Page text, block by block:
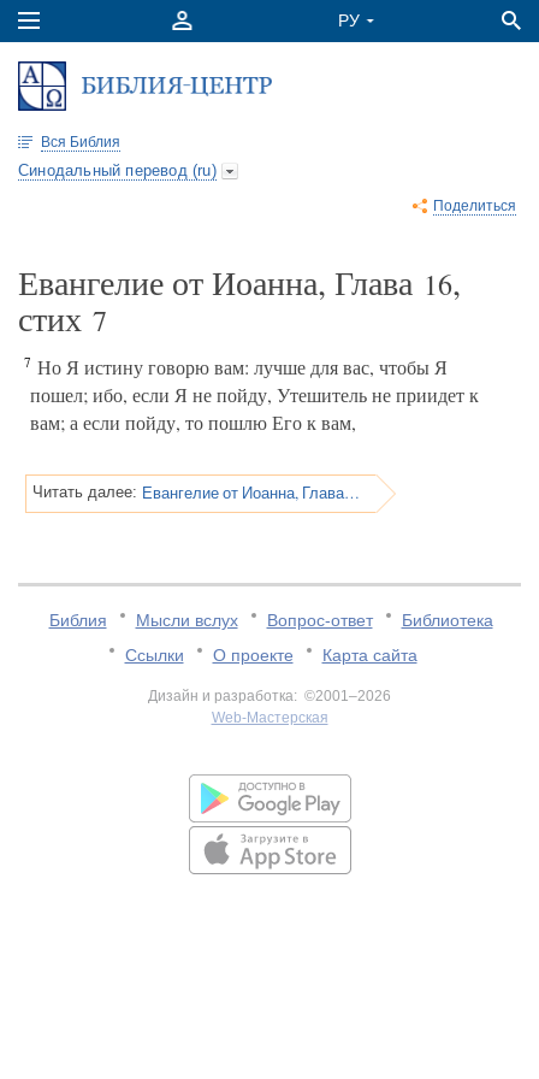
Вся Библия
Синодальный перевод (ru)
Поделиться
Евангелие от Иоанна, Глава 16,
стих 7
7 Но Я истину говорю вам: лучше для вас, чтобы Я
пошел; ибо, если Я не пойду, Утешитель не приидет к
вам; а если пойду, то пошлю Его к вам,
Читать далее: Евангелие от Иоанна, Глава 16
Библия Мысли вслух Вопрос-ответ
Библиотека
Ссылки
О проекте Карта сайта
Дизайн и разработка: ©2001–2026
Web-Мастерская